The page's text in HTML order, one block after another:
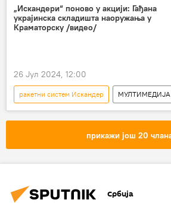
Специјална војна операција у Украјини – вести
„Искандери“ поново у акцији: Гађана
украјинска складишта наоружања у
Краматорску /видео/
26 Јул 2024, 12:00
ракетни систем Искандер
МУЛТИМЕДИЈА
Мултимедија
Видео-клуб
Русија
прикажи још 20
Србија